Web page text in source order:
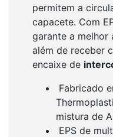
permitem a
capacete. Com
garante a melhor
além de receber
encaixe de
Fabricado
mistura de
EPS de